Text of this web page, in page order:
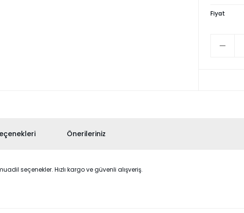
Fiyat
Önerileriniz
seçenekler. Hızlı kargo ve güvenli alışveriş.